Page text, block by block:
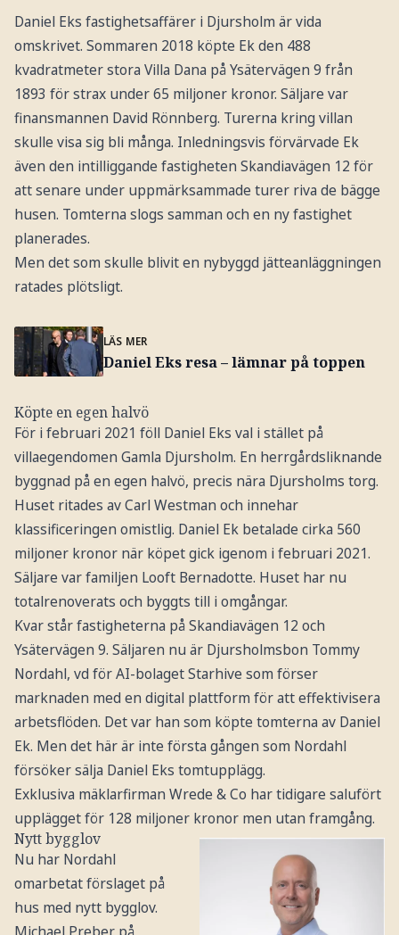
Daniel Eks fastighetsaffärer i Djursholm är vida
omskrivet. Sommaren 2018 köpte Ek den 488
kvadratmeter stora Villa Dana på Ysätervägen 9 från
1893 för strax under 65 miljoner kronor. Säljare var
finansmannen David Rönnberg. Turerna kring villan
skulle visa sig bli många. Inledningsvis förvärvade Ek
även den intilliggande fastigheten Skandiavägen 12 för
att senare under uppmärksammade turer riva de bägge
husen. Tomterna slogs samman och en ny fastighet
planerades.
Men det som skulle blivit en nybyggd jätteanläggningen
ratades plötsligt.
LÄS MER
Daniel Eks resa – lämnar på toppen
Köpte en egen halvö
För i februari 2021 föll Daniel Eks val i stället på
villaegendomen Gamla Djursholm. En herrgårdsliknande
byggnad på en egen halvö, precis nära Djursholms torg.
Huset ritades av Carl Westman och innehar
klassificeringen omistlig. Daniel Ek betalade cirka 560
miljoner kronor när köpet gick igenom i februari 2021.
Säljare var familjen Looft Bernadotte. Huset har nu
totalrenoverats och byggts till i omgångar.
Kvar står fastigheterna på Skandiavägen 12 och
Ysätervägen 9. Säljaren nu är Djursholmsbon Tommy
Nordahl, vd för AI-bolaget Starhive som förser
marknaden med en digital plattform för att effektivisera
arbetsflöden. Det var han som köpte tomterna av Daniel
Ek. Men det här är inte första gången som Nordahl
försöker sälja Daniel Eks tomtupplägg.
Exklusiva mäklarfirman Wrede & Co har tidigare salufört
upplägget för 128 miljoner kronor men utan framgång.
Nytt bygglov
Nu har Nordahl
omarbetat förslaget på
hus med nytt bygglov.